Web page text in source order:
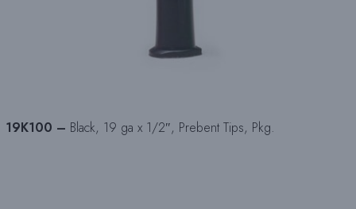
19K100 – Black, 19 ga x 1/2″, Prebent Tips, Pkg.